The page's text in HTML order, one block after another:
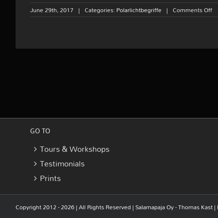
June 29th, 2017 | Categories:Polarlichtbegriffe | Comments Offon
GO TO
Tours & Workshops
Testimonials
Prints
Copyright 2012 - 2026 | All Rights Reserved |Salamapaja Oy - Thomas Kast|